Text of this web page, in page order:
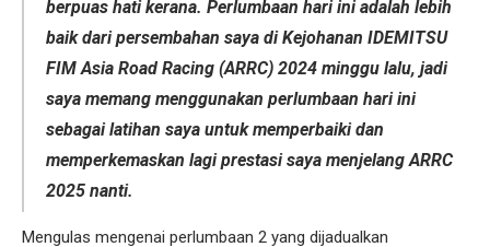
berpuas hati kerana. Perlumbaan hari ini adalah lebih
baik dari persembahan saya di Kejohanan IDEMITSU
FIM Asia Road Racing (ARRC) 2024 minggu lalu, jadi
saya memang menggunakan perlumbaan hari ini
sebagai latihan saya untuk memperbaiki dan
memperkemaskan lagi prestasi saya menjelang ARRC
2025 nanti.
Mengulas mengenai perlumbaan 2 yang dijadualkan